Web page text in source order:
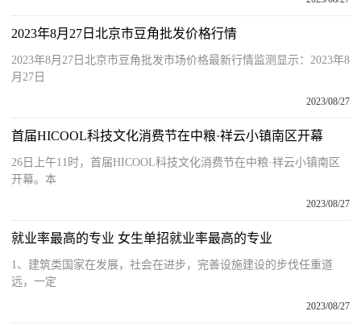
2023年8月27日北京市豆角批发价格行情
2023年8月27日北京市豆角批发市场价格最新行情监测显示：2023年8
月27日
2023/08/27
首届HICOOL科技文化消费节在中粮·祥云小镇南区开幕
26日上午11时，首届HICOOL科技文化消费节在中粮·祥云小镇南区
开幕。本
2023/08/27
就业率最高的专业 女生单招就业率最高的专业
1、建筑类国家在发展，社会在进步，完善设施建设的步伐任重道
远，一定
2023/08/27